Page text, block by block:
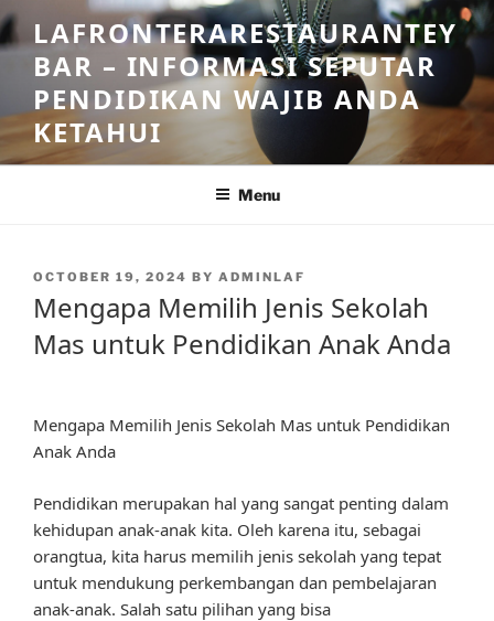
Skip
to
content
LAFRONTERARESTAURANTEY
BAR – INFORMASI SEPUTAR
PENDIDIKAN WAJIB ANDA
KETAHUI
Menu
POSTED
OCTOBER 19, 2024 BY ADMINLAF
Mengapa Memilih Jenis Sekolah
Mas untuk Pendidikan Anak Anda
Mengapa Memilih Jenis Sekolah Mas untuk Pendidikan
Anak Anda
Pendidikan merupakan hal yang sangat penting dalam
kehidupan anak-anak kita. Oleh karena itu, sebagai
orangtua, kita harus memilih jenis sekolah yang tepat
untuk mendukung perkembangan dan pembelajaran
anak-anak. Salah satu pilihan yang bisa